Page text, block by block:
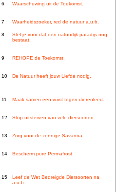
6 Waarschuwing uit de Toekomst.
7 Waarheidszoeker, red de natuur a.u.b.
8
Stel je voor dat een natuurlijk paradijs nog
bestaat.
9 REHOPE de Toekomst.
10 De Natuur heeft jouw Liefde nodig.
11 Maak samen een vuist tegen dierenleed.
12 Stop uitsterven van vele diersoorten.
13 Zorg voor de zonnige Savanna.
14 Bescherm pure Permafrost.
15
Leef de Wet Bedreigde Diersoorten na
a.u.b.